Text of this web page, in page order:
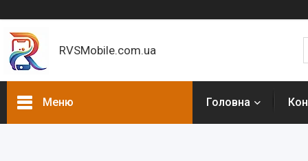
RVSMobile.com.ua
Меню Головна